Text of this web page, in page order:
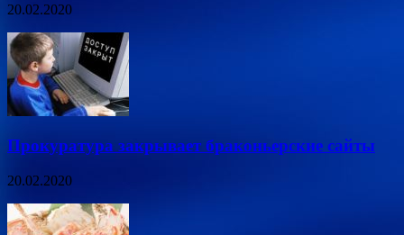
20.02.2020
Прокуратура закрывает браконьерские сайты
20.02.2020